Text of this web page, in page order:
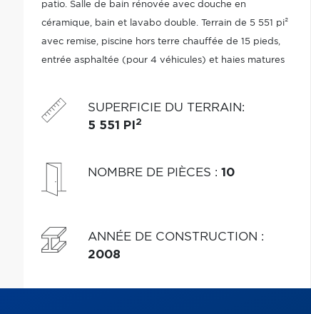
patio. Salle de bain rénovée avec douche en
céramique, bain et lavabo double. Terrain de 5 551 pi²
avec remise, piscine hors terre chauffée de 15 pieds,
entrée asphaltée (pour 4 véhicules) et haies matures
fondation 05/2026,excellent état.
SUPERFICIE DU TERRAIN:
5 551 PI 2
NOMBRE DE PIÈCES : 10
ANNÉE DE CONSTRUCTION :
2008